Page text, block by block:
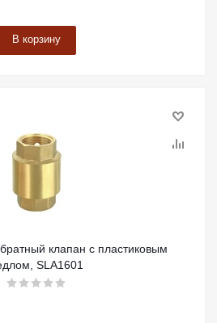
В корзину
клапан с пластиковым
SLA1601